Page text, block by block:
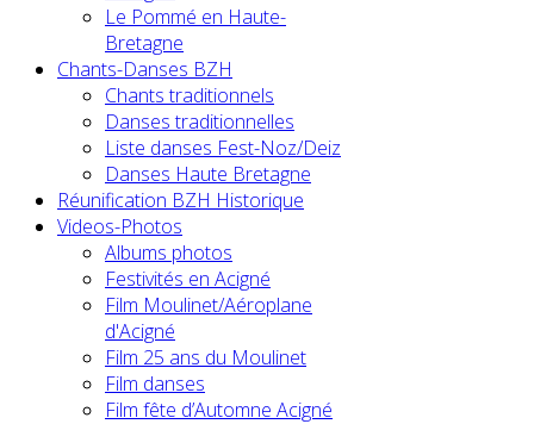
Le Pommé en Haute-
Bretagne
Chants-Danses BZH
Chants traditionnels
Danses traditionnelles
Liste danses Fest-Noz/Deiz
Danses Haute Bretagne
Réunification BZH Historique
Videos-Photos
Albums photos
Festivités en Acigné
Film Moulinet/Aéroplane
d'Acigné
Film 25 ans du Moulinet
Film danses
Film fête d’Automne Acigné